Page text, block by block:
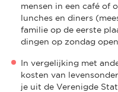
mensen in een café of
lunches en diners
familie op de eerste
dingen op zondag
In vergelijking met
kosten van
je uit de Verenigde